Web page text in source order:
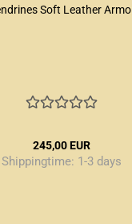
Soft Leather
245,00 EUR
Shippingtime: 1-3 days